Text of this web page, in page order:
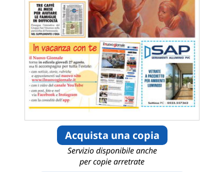
Acquista una copia
Servizio disponibile anche
per copie arretrate